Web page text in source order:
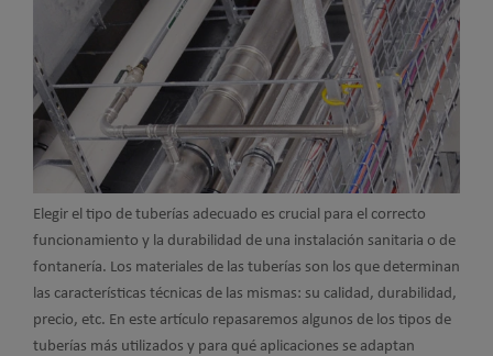
Elegir el tipo de tuberías adecuado es crucial para el correcto
funcionamiento y la durabilidad de una instalación sanitaria o de
fontanería. Los materiales de las tuberías son los que determinan
las características técnicas de las mismas: su calidad, durabilidad,
precio, etc. En este artículo repasaremos algunos de los tipos de
tuberías más utilizados y para qué aplicaciones se adaptan